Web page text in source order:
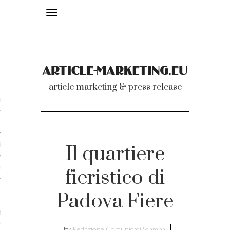
Toggle
navigation
article marketing & press release
Il quartiere
fieristico di
Padova Fiere